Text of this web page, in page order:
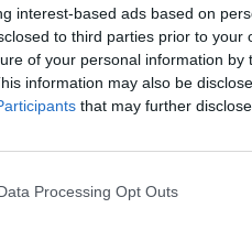
interest-based ads based on
to third parties prior to
of your personal information by
information may also be
that may further
Processing Opt Outs
to follow
devons suivre